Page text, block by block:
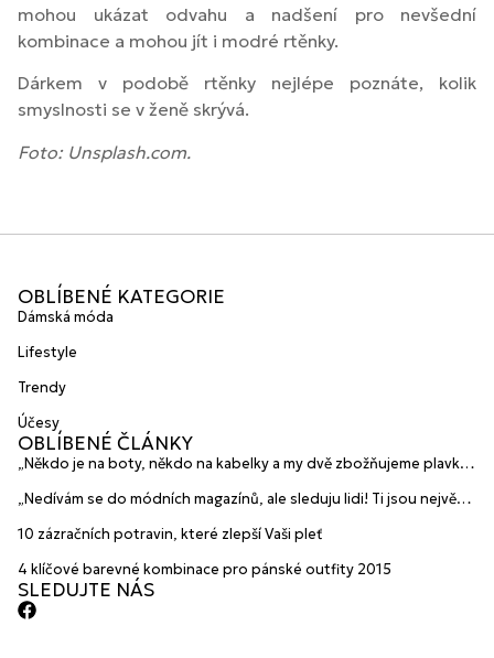
mohou ukázat odvahu a nadšení pro nevšední
kombinace a mohou jít i modré rtěnky.
Dárkem v podobě rtěnky nejlépe poznáte, kolik
smyslnosti se v ženě skrývá.
Foto: Unsplash.com.
OBLÍBENÉ KATEGORIE
Dámská móda
Lifestyle
Trendy
Účesy
OBLÍBENÉ ČLÁNKY
„Někdo je na boty, někdo na kabelky a my dvě zbožňujeme plavky“
HANAJANA Swimwear
„Nedívám se do módních magazínů, ale sleduju lidi! Ti jsou největší
10 zázračních potravin, které zlepší Vaši pleť
4 klíčové barevné kombinace pro pánské outfity 2015
SLEDUJTE NÁS